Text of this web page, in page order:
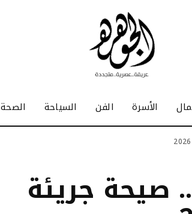
الأسرة الفن السياحة الصحة
صيحة جريئة